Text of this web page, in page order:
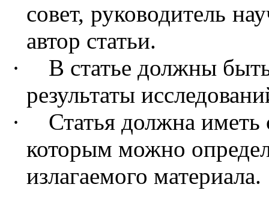
совет, руководитель
автор статьи.
·
В статье должны
результаты
·
Статья должна
которым можно
излагаемого материала.